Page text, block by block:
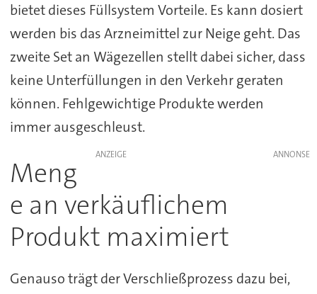
bietet dieses Füllsystem Vorteile. Es kann dosiert
werden bis das Arzneimittel zur Neige geht. Das
zweite Set an Wägezellen stellt dabei sicher, dass
keine Unterfüllungen in den Verkehr geraten
können. Fehlgewichtige Produkte werden
immer ausgeschleust.
ANZEIGE
Meng
e an verkäuflichem
Produkt maximiert
Genauso trägt der Verschließprozess dazu bei,